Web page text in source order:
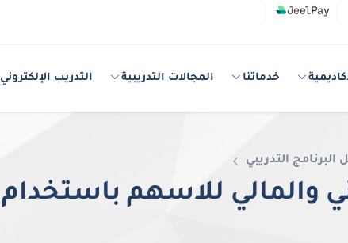
خدماتنا المجالات التدريبية التدريب الإلكتروني
البرنامج التدريبي
والمالي للاسهم باستخدام